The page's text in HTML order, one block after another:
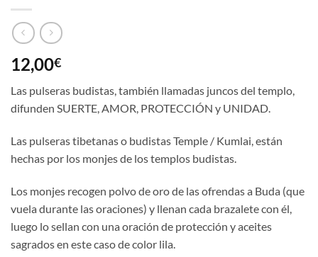
12,00€
Las pulseras budistas, también llamadas juncos del templo,
difunden SUERTE, AMOR, PROTECCIÓN y UNIDAD.
Las pulseras tibetanas o budistas Temple / Kumlai, están
hechas por los monjes de los templos budistas.
Los monjes recogen polvo de oro de las ofrendas a Buda (que
vuela durante las oraciones) y llenan cada brazalete con él,
luego lo sellan con una oración de protección y aceites
sagrados en este caso de color lila.